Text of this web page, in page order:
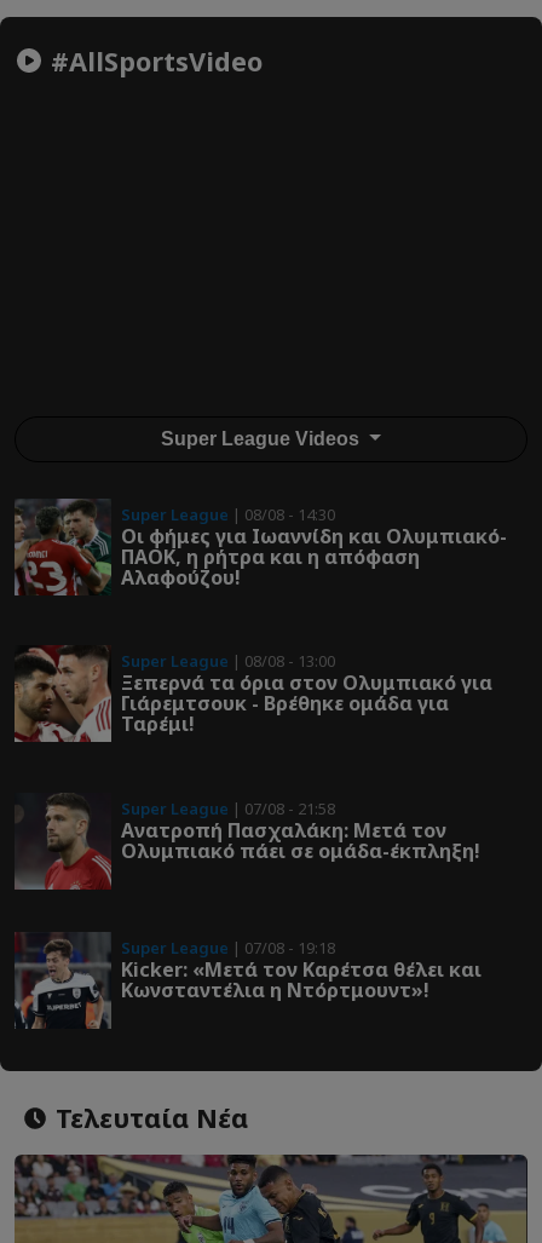
#AllSportsVideo
Super League Videos
Super League | 08/08 - 14:30
Οι φήμες για Ιωαννίδη και Ολυμπιακό-
ΠΑΟΚ, η ρήτρα και η απόφαση
Αλαφούζου!
Super League | 08/08 - 13:00
Ξεπερνά τα όρια στον Ολυμπιακό για
Γιάρεμτσουκ - Βρέθηκε ομάδα για
Ταρέμι!
Super League | 07/08 - 21:58
Ανατροπή Πασχαλάκη: Μετά τον
Ολυμπιακό πάει σε ομάδα-έκπληξη!
Super League | 07/08 - 19:18
Kicker: «Μετά τον Καρέτσα θέλει και
Κωνσταντέλια η Ντόρτμουντ»!
Τελευταία Νέα